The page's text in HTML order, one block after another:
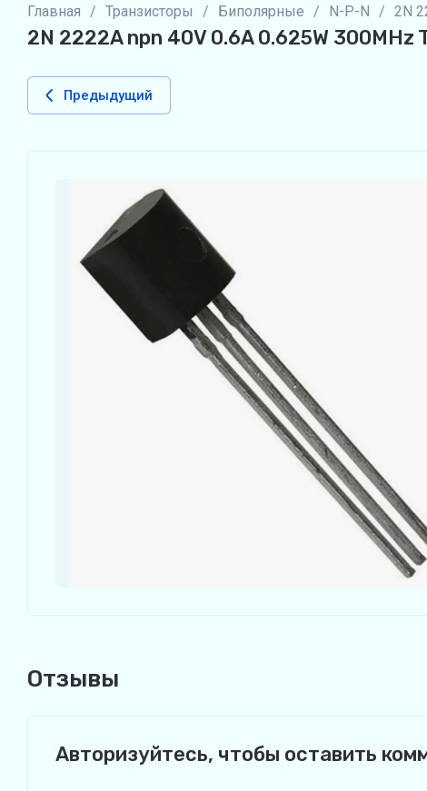
Главная / Транзисторы / Биполярные / N-P-N / 2N
2N 2222A npn 40V 0.6A 0.625W 300MHz
Предыдущий
Отзывы
Авторизуйтесь, чтобы оставить